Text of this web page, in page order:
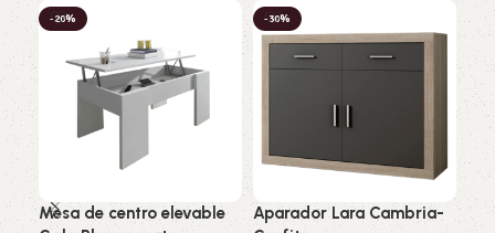
-20%
Mesa de centro elevable
-30%
Aparador Lara Cambria-
-